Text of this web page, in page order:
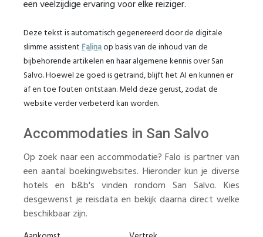
een veelzijdige ervaring voor elke reiziger.
Deze tekst is automatisch gegenereerd door de digitale
slimme assistentFalinaop basis van de inhoud van de
bijbehorende artikelen en haar algemene kennis over San
Salvo. Hoewel ze goed is getraind, blijft het AI en kunnen er
af en toe fouten ontstaan. Meld deze gerust, zodat de
website verder verbeterd kan worden.
Accommodaties in San Salvo
Op zoek naar een accommodatie? Falo is partner van
een aantal boekingwebsites. Hieronder kun je diverse
hotels en b&b's vinden rondom San Salvo. Kies
desgewenst je reisdata en bekijk daarna direct welke
beschikbaar zijn.